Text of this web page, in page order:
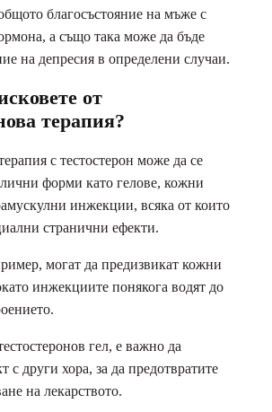
благосъстояние на мъже с
а също така може да бъде
на депресия в определени случаи.
от
терапия?
с тестостерон може да се
форми като гелове, кожни
инжекции, всяка от които
странични ефекти.
могат да предизвикат кожни
инжекциите понякога водят до
гел, е важно да
с други хора, за да предотвратите
на лекарството.